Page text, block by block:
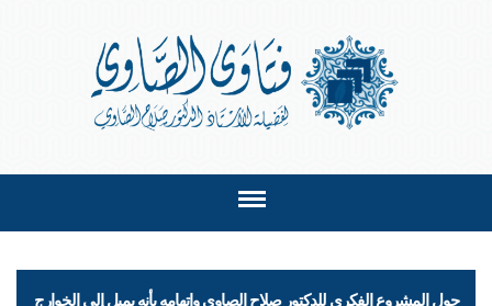
حول المشروع الفكري للدكتور صلاح الصاوي واتهامه بأنه يميل إلى الخوارج